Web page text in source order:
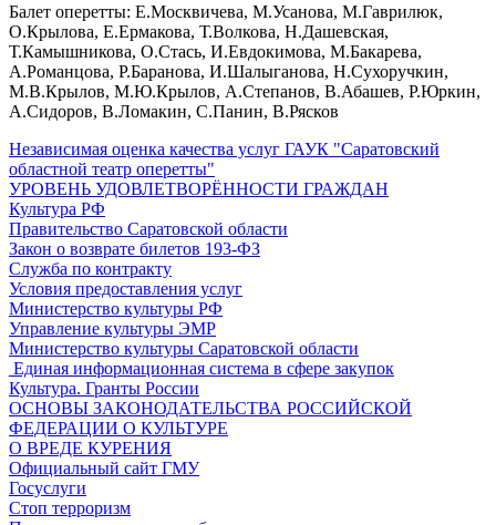
Балет оперетты: Е.Москвичева, М.Усанова, М.Гаврилюк,
О.Крылова, Е.Ермакова, Т.Волкова, Н.Дашевская,
Т.Камышникова, О.Стась, И.Евдокимова, М.Бакарева,
А.Романцова, Р.Баранова, И.Шалыганова, Н.Сухоручкин,
М.В.Крылов, М.Ю.Крылов, А.Степанов, В.Абашев, Р.Юркин,
А.Сидоров, В.Ломакин, С.Панин, В.Рясков
Независимая оценка качества услуг ГАУК "Саратовский
областной театр оперетты"
УРОВЕНЬ УДОВЛЕТВОРЁННОСТИ ГРАЖДАН
Культура РФ
Правительство Саратовской области
Закон о возврате билетов 193-ФЗ
Служба по контракту
Условия предоставления услуг
Министерство культуры РФ
Управление культуры ЭМР
Министерство культуры Саратовской области
Единая информационная система в сфере закупок
Культура. Гранты России
ОСНОВЫ ЗАКОНОДАТЕЛЬСТВА РОССИЙСКОЙ
ФЕДЕРАЦИИ О КУЛЬТУРЕ
О ВРЕДЕ КУРЕНИЯ
Официальный сайт ГМУ
Госуслуги
Стоп терроризм